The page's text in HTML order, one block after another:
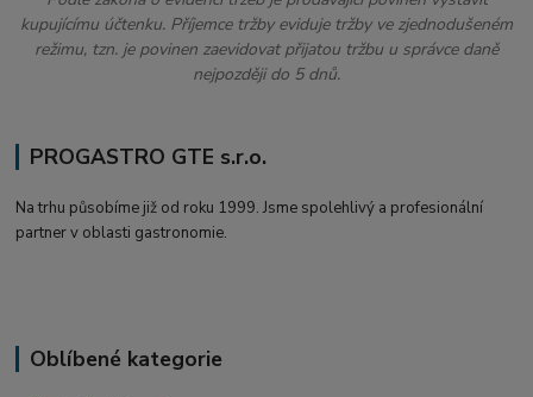
kupujícímu účtenku. Příjemce tržby eviduje tržby ve zjednodušeném
režimu, tzn. je povinen zaevidovat přijatou tržbu u správce daně
nejpozději do 5 dnů.
PROGASTRO GTE s.r.o.
Na trhu působíme již od roku 1999. Jsme spolehlivý a profesionální
partner v oblasti gastronomie.
Oblíbené kategorie